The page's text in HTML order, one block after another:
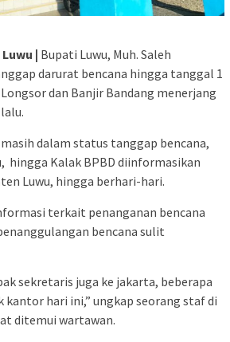
| Bupati Luwu, Muh. Saleh
darurat bencana hingga tanggal 1
dan Banjir Bandang menerjang
dalam status tanggap bencana,
hingga Kalak BPBD diinformasikan
Luwu, hingga berhari-hari.
terkait penanganan bencana
bencana sulit
sekretaris juga ke jakarta, beberapa
kantor hari ini,” ungkap seorang staf di
ditemui wartawan.